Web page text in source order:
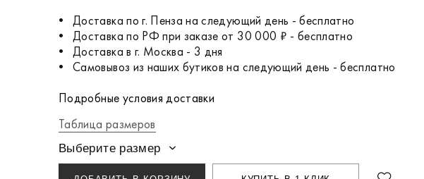
Доставка по г. Пенза на следующий день - бесплатно
Доставка по РФ при заказе от 30 000 ₽ - бесплатно
Доставка в г. Москва - 3 дня
Самовывоз из наших бутиков на следующий день - бесплатно
Подробные условия доставки
Таблица размеров
Выберите размер